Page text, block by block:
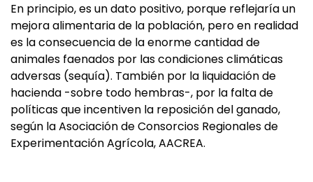
En principio, es un dato positivo, porque reflejaría un
mejora alimentaria de la población, pero en realidad
es la consecuencia de la enorme cantidad de
animales faenados por las condiciones climáticas
adversas (sequía). También por la liquidación de
hacienda -sobre todo hembras-, por la falta de
políticas que incentiven la reposición del ganado,
según la Asociación de Consorcios Regionales de
Experimentación Agrícola, AACREA.